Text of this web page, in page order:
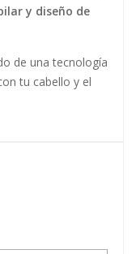
y diseño de
de una tecnología
tu cabello y el